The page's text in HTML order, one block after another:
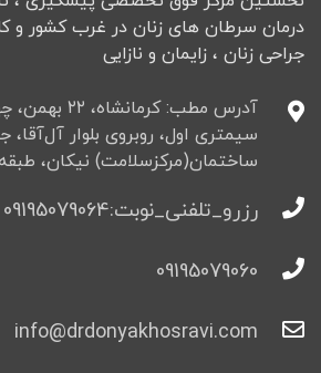
درمان سرطان های زنان در غرب کشور
جراحی زنان ، زایمان و نازایی
آدرس مطب:
سیمتری اول، روبروی بلوار آل‌آقا،
ساختمان(مرکزسلامت) نیکان،
رزرو_تلفنی_نوبت:09195079064
09195079060
info@drdonyakhosravi.com